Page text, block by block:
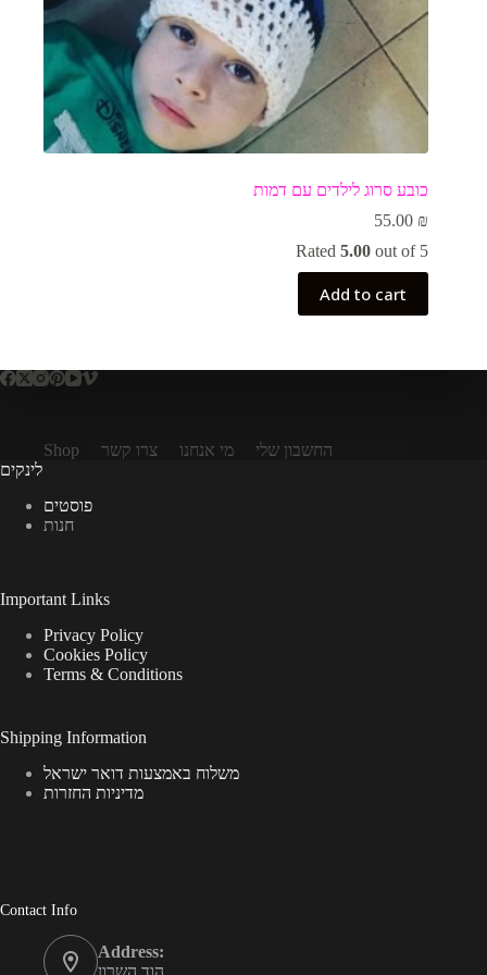
כובע סרוג לילדים עם דמות
55.00 ₪
Rated5.00 out of 5
Add to cart
Shop צרו קשר מי אנחנו
החשבון שלי
לינקים
פוסטים
חנות
Important Links
Privacy Policy
Cookies Policy
Terms & Conditions
Shipping Information
משלוח באמצעות דואר ישראל
מדיניות החזרות
Contact Info
Address:
הוד השרון